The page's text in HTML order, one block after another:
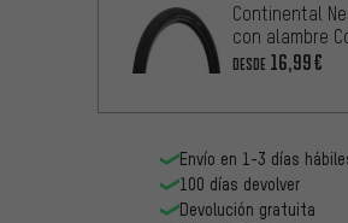
Continental
con alambre
Contact Speed
DESDE 16,99€
Envío en 1-3 días
100 días devolver
Devolución gratuita